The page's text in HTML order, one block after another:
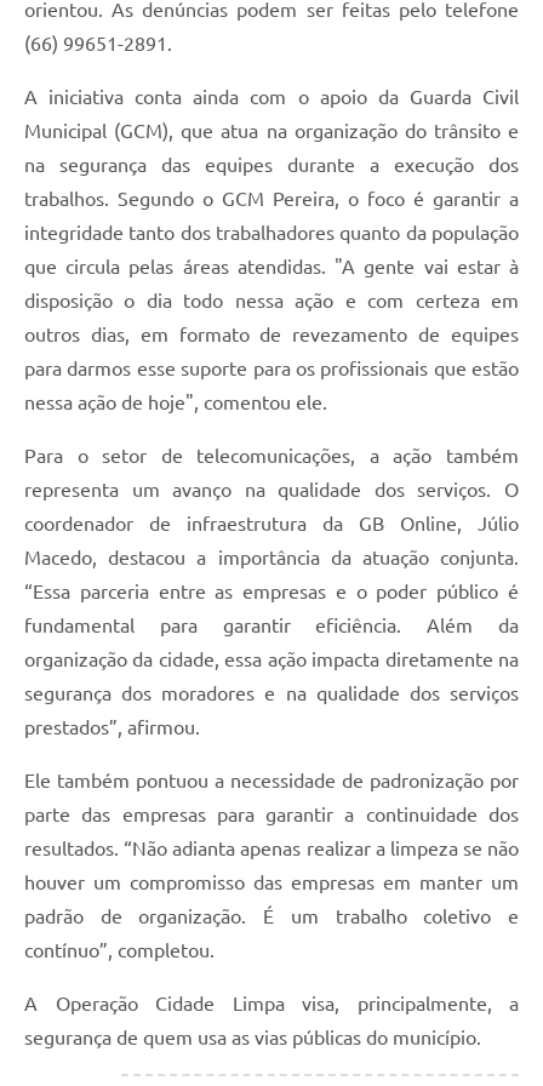
orientou. As denúncias podem ser feitas pelo telefone
(66) 99651-2891.
A iniciativa conta ainda com o apoio da Guarda Civil
Municipal (GCM), que atua na organização do trânsito e
na segurança das equipes durante a execução dos
trabalhos. Segundo o GCM Pereira, o foco é garantir a
integridade tanto dos trabalhadores quanto da população
que circula pelas áreas atendidas. "A gente vai estar à
disposição o dia todo nessa ação e com certeza em
outros dias, em formato de revezamento de equipes
para darmos esse suporte para os profissionais que estão
nessa ação de hoje", comentou ele.
Para o setor de telecomunicações, a ação também
representa um avanço na qualidade dos serviços. O
coordenador de infraestrutura da GB Online, Júlio
Macedo, destacou a importância da atuação conjunta.
“Essa parceria entre as empresas e o poder público é
fundamental para garantir eficiência. Além da
organização da cidade, essa ação impacta diretamente na
segurança dos moradores e na qualidade dos serviços
prestados”, afirmou.
Ele também pontuou a necessidade de padronização por
parte das empresas para garantir a continuidade dos
resultados. “Não adianta apenas realizar a limpeza se não
houver um compromisso das empresas em manter um
padrão de organização. É um trabalho coletivo e
contínuo”, completou.
A Operação Cidade Limpa visa, principalmente, a
segurança de quem usa as vias públicas do município.